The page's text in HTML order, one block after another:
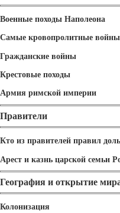
Военные походы Наполеона
Самые кровопролитные войны
Гражданские войны
Крестовые походы
Армия римской империи
Правители
Кто из правителей правил
Арест и казнь царской семьи
География и открытие
Колонизация